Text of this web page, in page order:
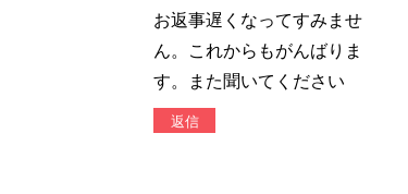
お返事遅くなってすみませ
ん。これからもがんばりま
す。また聞いてください
返信